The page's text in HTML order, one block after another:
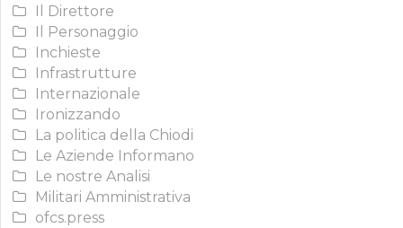
Il Direttore
Il Personaggio
Inchieste
Infrastrutture
Internazionale
Ironizzando
La politica della Chiodi
Le Aziende Informano
Le nostre Analisi
Militari Amministrativa
ofcs.press